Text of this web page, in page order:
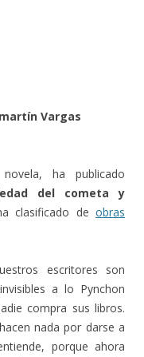
Vargas
ha publicado
del cometa y
clasificado de obras
escritores son
a lo Pynchon
compra sus libros.
nada por darse a
porque ahora